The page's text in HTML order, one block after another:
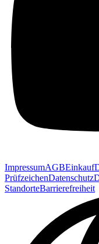
ImpressumAGBEinkauf
PrüfzeichenDatenschutz
StandorteBarrierefreiheit